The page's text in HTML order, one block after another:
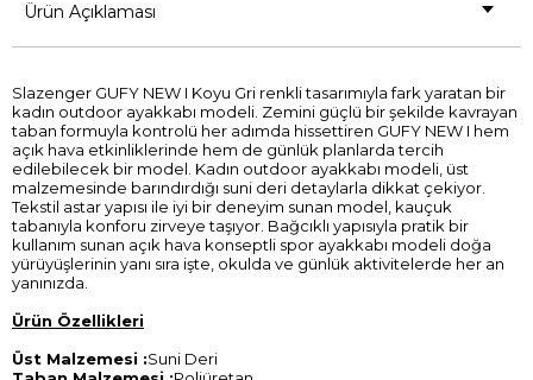
Ürün Açıklaması
Slazenger GUFY NEW I Koyu Gri renkli tasarımıyla fark yaratan bir
kadın outdoor ayakkabı modeli. Zemini güçlü bir şekilde kavrayan
taban formuyla kontrolü her adımda hissettiren GUFY NEW I hem
açık hava etkinliklerinde hem de günlük planlarda tercih
edilebilecek bir model. Kadın outdoor ayakkabı modeli, üst
malzemesinde barındırdığı suni deri detaylarla dikkat çekiyor.
Tekstil astar yapısı ile iyi bir deneyim sunan model, kauçuk
tabanıyla konforu zirveye taşıyor. Bağcıklı yapısıyla pratik bir
kullanım sunan açık hava konseptli spor ayakkabı modeli doğa
yürüyüşlerinin yanı sıra işte, okulda ve günlük aktivitelerde her an
yanınızda.
Ürün Özellikleri
Üst Malzemesi :Suni Deri